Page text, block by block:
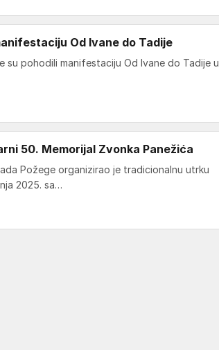
Od Ivane do Tadije
su pohodili manifestaciju Od Ivane do Tadije u
50. Memorijal Zvonka Panežića
Požege organizirao je tradicionalnu utrku
2025. sa…